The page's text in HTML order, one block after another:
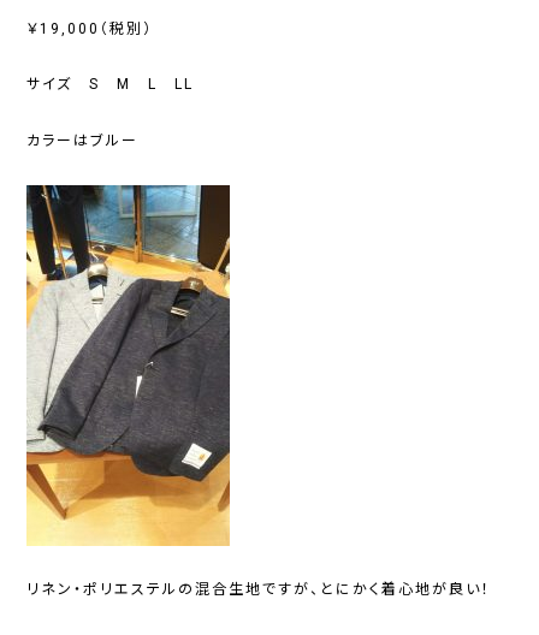
￥19,000（税別）
サイズ S M L LL
カラーはブルー
リネン・ポリエステルの混合生地ですが、とにかく着心地が良い！